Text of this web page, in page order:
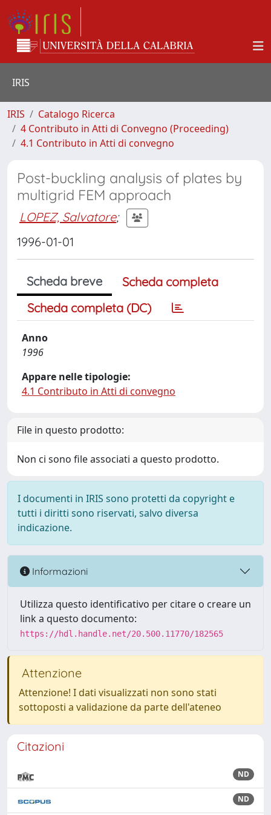
IRIS
IRIS
Catalogo Ricerca
4 Contributo in Atti di Convegno (Proceeding)
4.1 Contributo in Atti di convegno
Post-buckling analysis of plates by
multigrid FEM approach
LOPEZ, Salvatore;
1996-01-01
Scheda breve
Scheda completa
Scheda completa (DC)
Anno
1996
Appare nelle tipologie:
4.1 Contributo in Atti di convegno
File in questo prodotto:
Non ci sono file associati a questo prodotto.
I documenti in IRIS sono protetti da copyright e
tutti i diritti sono riservati, salvo diversa
indicazione.
Informazioni
Utilizza questo identificativo per citare o creare un
link a questo documento:
https://hdl.handle.net/20.500.11770/182565
Attenzione
Attenzione! I dati visualizzati non sono stati
sottoposti a validazione da parte dell'ateneo
Citazioni
ND
ND